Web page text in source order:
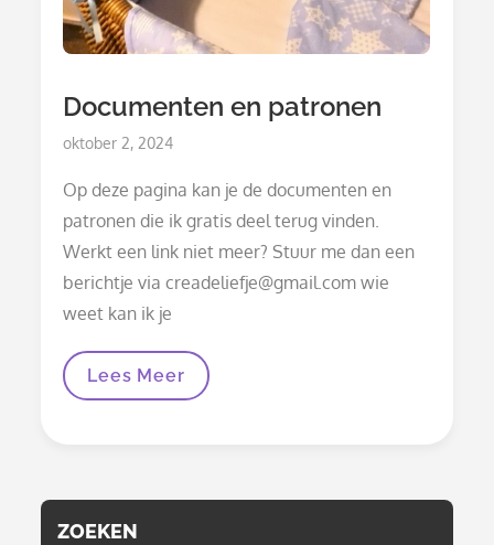
Documenten en patronen
Posted
oktober 2, 2024
Op deze pagina kan je de documenten en
patronen die ik gratis deel terug vinden.
Werkt een link niet meer? Stuur me dan een
berichtje via creadeliefje@gmail.com wie
weet kan ik je
Documenten
Lees Meer
ZOEKEN